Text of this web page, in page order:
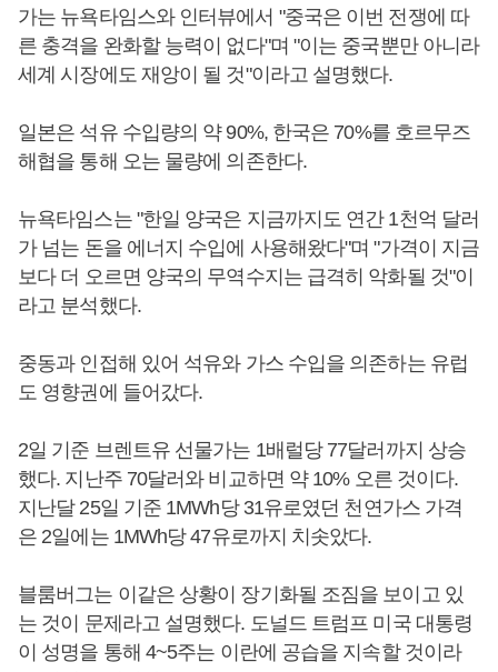
가는 뉴욕타임스와 인터뷰에서 "중국은 이번 전쟁에 따
른 충격을 완화할 능력이 없다"며 "이는 중국뿐만 아니라
세계 시장에도 재앙이 될 것"이라고 설명했다.
일본은 석유 수입량의 약 90%, 한국은 70%를 호르무즈
해협을 통해 오는 물량에 의존한다.
뉴욕타임스는 "한일 양국은 지금까지도 연간 1천억 달러
가 넘는 돈을 에너지 수입에 사용해왔다"며 "가격이 지금
보다 더 오르면 양국의 무역수지는 급격히 악화될 것"이
라고 분석했다.
중동과 인접해 있어 석유와 가스 수입을 의존하는 유럽
도 영향권에 들어갔다.
2일 기준 브렌트유 선물가는 1배럴당 77달러까지 상승
했다. 지난주 70달러와 비교하면 약 10% 오른 것이다.
지난달 25일 기준 1MWh당 31유로였던 천연가스 가격
은 2일에는 1MWh당 47유로까지 치솟았다.
블룸버그는 이같은 상황이 장기화될 조짐을 보이고 있
는 것이 문제라고 설명했다. 도널드 트럼프 미국 대통령
이 성명을 통해 4~5주는 이란에 공습을 지속할 것이라